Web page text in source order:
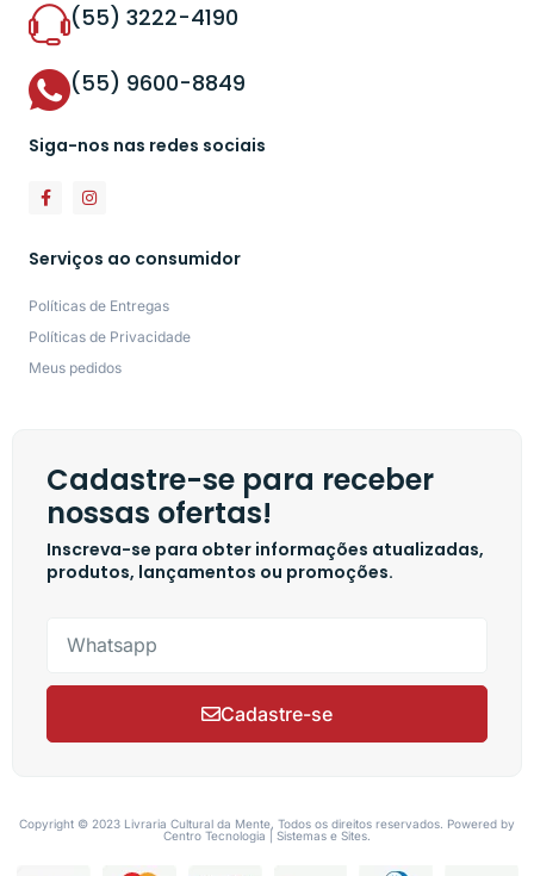
(55) 3222-4190
(55) 9600-8849
Siga-nos nas redes sociais
Serviços ao consumidor
Políticas de Entregas
Políticas de Privacidade
Meus pedidos
Cadastre-se para receber
nossas ofertas!
Inscreva-se para obter informações atualizadas,
produtos, lançamentos ou promoções.
Cadastre-se
Copyright © 2023 Livraria Cultural da Mente, Todos os direitos reservados. Powered by
Centro Tecnologia | Sistemas e Sites.